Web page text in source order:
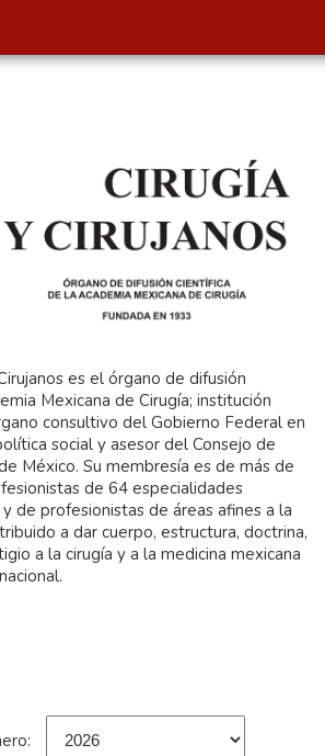
es el órgano de difusión
Mexicana de Cirugía; institución
consultivo del Gobierno Federal en
social y asesor del Consejo de
México. Su membresía es de más de
de 64 especialidades
de profesionistas de áreas afines a la
a dar cuerpo, estructura, doctrina,
a la cirugía y a la medicina mexicana